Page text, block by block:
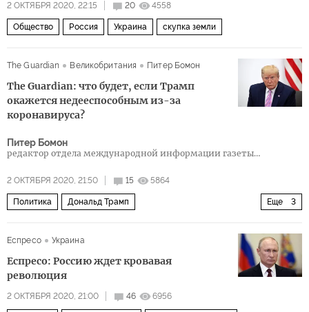
2 ОКТЯБРЯ 2020, 22:15 20 4558
Общество Россия Украина скупка земли
The Guardian Великобритания Питер Бомон
The Guardian: что будет, если Трамп
окажется недееспособным из-за
коронавируса?
Питер Бомон
редактор отдела международной информации газеты
2 ОКТЯБРЯ 2020, 21:50 15 5864
Еще 3
Политика Дональд Трамп
Еспресо Украина
Еспресо: Россию ждет кровавая
революция
2 ОКТЯБРЯ 2020, 21:00 46 6956